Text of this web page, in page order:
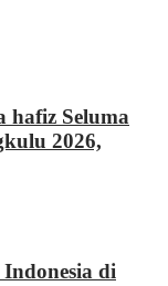
Seluma
2026,
di